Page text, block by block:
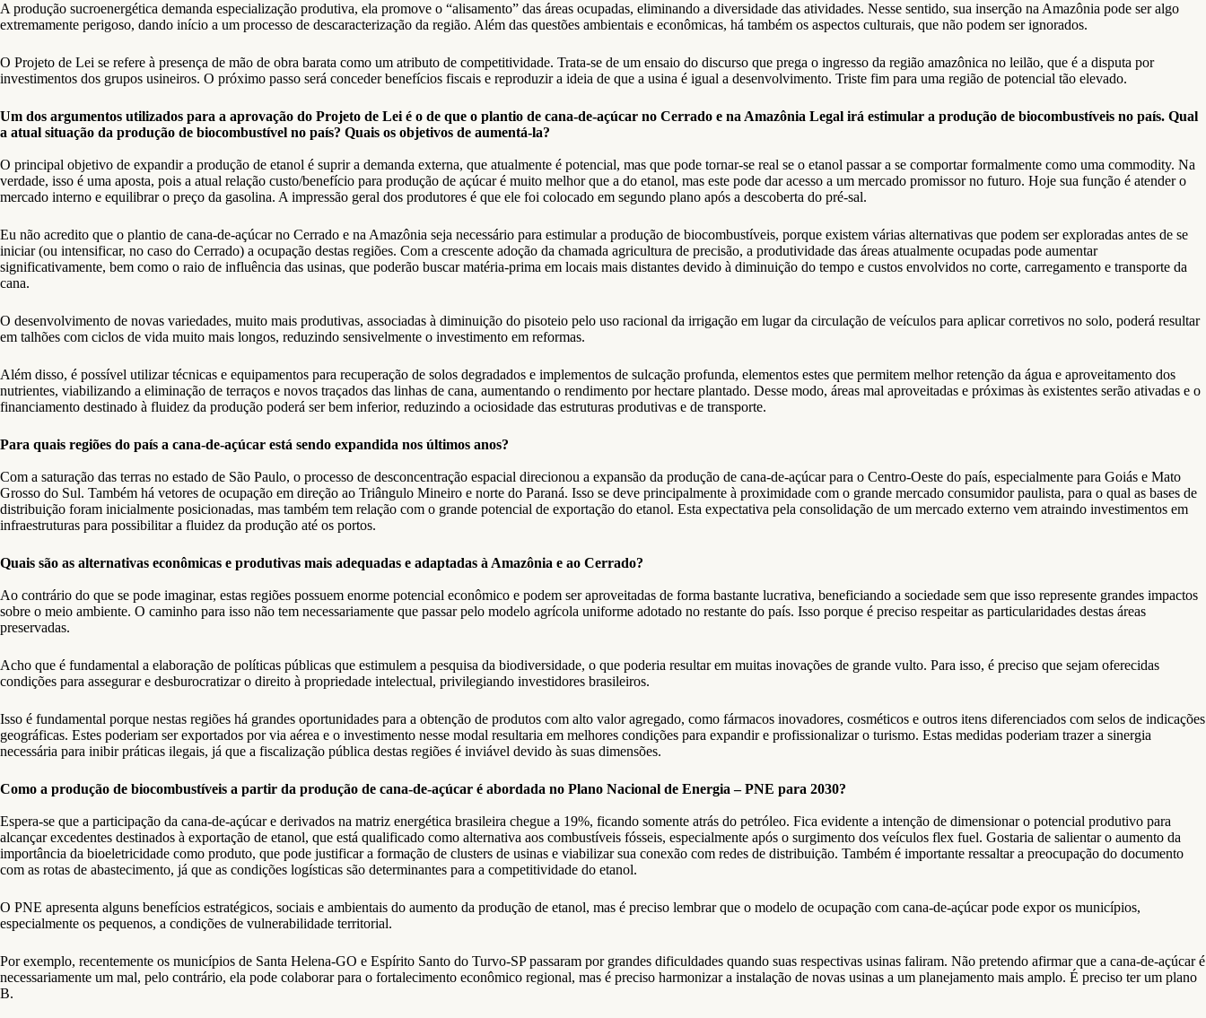
A produção sucroenergética demanda especialização produtiva, ela promove o “alisamento” das áreas ocupadas, eliminando a diversidade das atividades. Nesse sentido, sua inserção na Amazônia pode ser algo
extremamente perigoso, dando início a um processo de descaracterização da região. Além das questões ambientais e econômicas, há também os aspectos culturais, que não podem ser ignorados.
O Projeto de Lei se refere à presença de mão de obra barata como um atributo de competitividade. Trata-se de um ensaio do discurso que prega o ingresso da região amazônica no leilão, que é a disputa por
investimentos dos grupos usineiros. O próximo passo será conceder benefícios fiscais e reproduzir a ideia de que a usina é igual a desenvolvimento. Triste fim para uma região de potencial tão elevado.
Um dos argumentos utilizados para a aprovação do Projeto de Lei é o de que o plantio de cana-de-açúcar no Cerrado e na Amazônia Legal irá estimular a produção de biocombustíveis no país. Qual
a atual situação da produção de biocombustível no país? Quais os objetivos de aumentá-la?
O principal objetivo de expandir a produção de etanol é suprir a demanda externa, que atualmente é potencial, mas que pode tornar-se real se o etanol passar a se comportar formalmente como uma commodity. Na
verdade, isso é uma aposta, pois a atual relação custo/benefício para produção de açúcar é muito melhor que a do etanol, mas este pode dar acesso a um mercado promissor no futuro. Hoje sua função é atender o
mercado interno e equilibrar o preço da gasolina. A impressão geral dos produtores é que ele foi colocado em segundo plano após a descoberta do pré-sal.
Eu não acredito que o plantio de cana-de-açúcar no Cerrado e na Amazônia seja necessário para estimular a produção de biocombustíveis, porque existem várias alternativas que podem ser exploradas antes de se
iniciar (ou intensificar, no caso do Cerrado) a ocupação destas regiões. Com a crescente adoção da chamada agricultura de precisão, a produtividade das áreas atualmente ocupadas pode aumentar
significativamente, bem como o raio de influência das usinas, que poderão buscar matéria-prima em locais mais distantes devido à diminuição do tempo e custos envolvidos no corte, carregamento e transporte da
cana.
O desenvolvimento de novas variedades, muito mais produtivas, associadas à diminuição do pisoteio pelo uso racional da irrigação em lugar da circulação de veículos para aplicar corretivos no solo, poderá resultar
em talhões com ciclos de vida muito mais longos, reduzindo sensivelmente o investimento em reformas.
Além disso, é possível utilizar técnicas e equipamentos para recuperação de solos degradados e implementos de sulcação profunda, elementos estes que permitem melhor retenção da água e aproveitamento dos
nutrientes, viabilizando a eliminação de terraços e novos traçados das linhas de cana, aumentando o rendimento por hectare plantado. Desse modo, áreas mal aproveitadas e próximas às existentes serão ativadas e o
financiamento destinado à fluidez da produção poderá ser bem inferior, reduzindo a ociosidade das estruturas produtivas e de transporte.
Para quais regiões do país a cana-de-açúcar está sendo expandida nos últimos anos?
Com a saturação das terras no estado de São Paulo, o processo de desconcentração espacial direcionou a expansão da produção de cana-de-açúcar para o Centro-Oeste do país, especialmente para Goiás e Mato
Grosso do Sul. Também há vetores de ocupação em direção ao Triângulo Mineiro e norte do Paraná. Isso se deve principalmente à proximidade com o grande mercado consumidor paulista, para o qual as bases de
distribuição foram inicialmente posicionadas, mas também tem relação com o grande potencial de exportação do etanol. Esta expectativa pela consolidação de um mercado externo vem atraindo investimentos em
infraestruturas para possibilitar a fluidez da produção até os portos.
Quais são as alternativas econômicas e produtivas mais adequadas e adaptadas à Amazônia e ao Cerrado?
Ao contrário do que se pode imaginar, estas regiões possuem enorme potencial econômico e podem ser aproveitadas de forma bastante lucrativa, beneficiando a sociedade sem que isso represente grandes impactos
sobre o meio ambiente. O caminho para isso não tem necessariamente que passar pelo modelo agrícola uniforme adotado no restante do país. Isso porque é preciso respeitar as particularidades destas áreas
preservadas.
Acho que é fundamental a elaboração de políticas públicas que estimulem a pesquisa da biodiversidade, o que poderia resultar em muitas inovações de grande vulto. Para isso, é preciso que sejam oferecidas
condições para assegurar e desburocratizar o direito à propriedade intelectual, privilegiando investidores brasileiros.
Isso é fundamental porque nestas regiões há grandes oportunidades para a obtenção de produtos com alto valor agregado, como fármacos inovadores, cosméticos e outros itens diferenciados com selos de indicações
geográficas. Estes poderiam ser exportados por via aérea e o investimento nesse modal resultaria em melhores condições para expandir e profissionalizar o turismo. Estas medidas poderiam trazer a sinergia
necessária para inibir práticas ilegais, já que a fiscalização pública destas regiões é inviável devido às suas dimensões.
Como a produção de biocombustíveis a partir da produção de cana-de-açúcar é abordada no Plano Nacional de Energia – PNE para 2030?
Espera-se que a participação da cana-de-açúcar e derivados na matriz energética brasileira chegue a 19%, ficando somente atrás do petróleo. Fica evidente a intenção de dimensionar o potencial produtivo para
alcançar excedentes destinados à exportação de etanol, que está qualificado como alternativa aos combustíveis fósseis, especialmente após o surgimento dos veículos flex fuel. Gostaria de salientar o aumento da
importância da bioeletricidade como produto, que pode justificar a formação de clusters de usinas e viabilizar sua conexão com redes de distribuição. Também é importante ressaltar a preocupação do documento
com as rotas de abastecimento, já que as condições logísticas são determinantes para a competitividade do etanol.
O PNE apresenta alguns benefícios estratégicos, sociais e ambientais do aumento da produção de etanol, mas é preciso lembrar que o modelo de ocupação com cana-de-açúcar pode expor os municípios,
especialmente os pequenos, a condições de vulnerabilidade territorial.
Por exemplo, recentemente os municípios de Santa Helena-GO e Espírito Santo do Turvo-SP passaram por grandes dificuldades quando suas respectivas usinas faliram. Não pretendo afirmar que a cana-de-açúcar é
necessariamente um mal, pelo contrário, ela pode colaborar para o fortalecimento econômico regional, mas é preciso harmonizar a instalação de novas usinas a um planejamento mais amplo. É preciso ter um plano
B.